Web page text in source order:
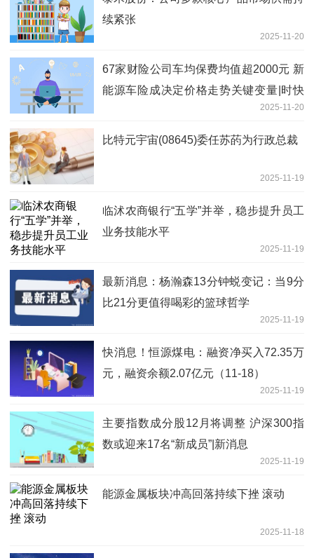
续紧张
2025-11-20
67家财险公司车均保费均值超2000元 新
能源车险成决定价格走势关键变量|时快
2025-11-20
比特元宇宙(08645)委任苏菂为行政总裁
2025-11-19
临沭农商银行“五学”并举，稳步提升员工
业务技能水平
2025-11-19
最新消息：杨瀚森13分钟蜕变记：当9分
比21分更值得喝彩的篮球哲学
2025-11-19
快消息！恒源煤电：融资净买入72.35万
元，融资余额2.07亿元（11-18）
2025-11-19
主要指数成分股12月将调整 沪深300指
数或迎来17名“新成员”|新消息
2025-11-19
能源金属板块冲高回落持续下挫 滚动
2025-11-18